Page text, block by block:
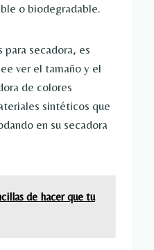
o biodegradable.
para secadora, es
ver el tamaño y el
de colores
sintéticos que
en su secadora
de hacer que tu